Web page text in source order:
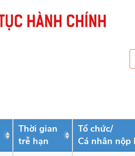
Thời gian
trễ hạn
Tổ chức/
Cá nhân nộp